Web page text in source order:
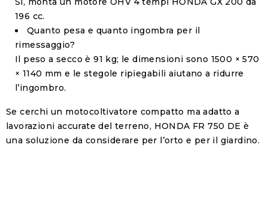
196 cc.
Quanto pesa e quanto ingombra per il
rimessaggio?
Il peso a secco è 91 kg; le dimensioni sono 1500 × 570
× 1140 mm e le stegole ripiegabili aiutano a ridurre
l’ingombro.
Se cerchi un motocoltivatore compatto ma adatto a
lavorazioni accurate del terreno, HONDA FR 750 DE è
una soluzione da considerare per l’orto e per il giardino.